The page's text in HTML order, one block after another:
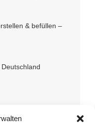
& befüllen –